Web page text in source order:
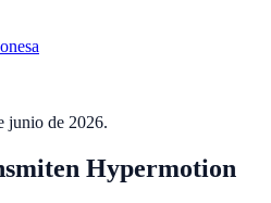
junio de 2026.
Hypermotion